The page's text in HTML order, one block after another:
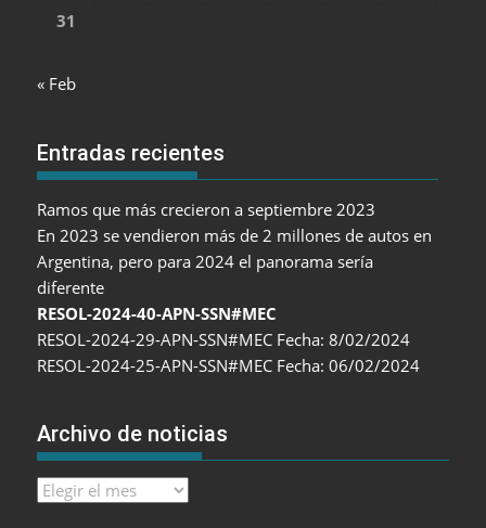
31
« Feb
Entradas recientes
Ramos que más crecieron a septiembre 2023
En 2023 se vendieron más de 2 millones de autos en
Argentina, pero para 2024 el panorama sería
diferente
RESOL-2024-40-APN-SSN#MEC
RESOL-2024-29-APN-SSN#MEC Fecha: 8/02/2024
RESOL-2024-25-APN-SSN#MEC Fecha: 06/02/2024
Archivo de noticias
Archivo